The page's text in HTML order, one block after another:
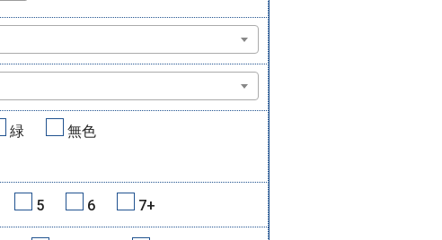
緑
無色
5 6 7+